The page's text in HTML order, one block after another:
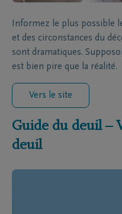
Informez le plus possible
et des circonstances du
sont dramatiques.
est bien pire que la réalité.
Vers le site
Guide du deuil –
deuil